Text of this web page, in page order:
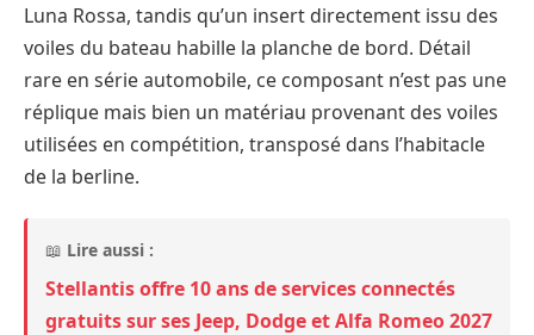
Luna Rossa, tandis qu’un insert directement issu des
voiles du bateau habille la planche de bord. Détail
rare en série automobile, ce composant n’est pas une
réplique mais bien un matériau provenant des voiles
utilisées en compétition, transposé dans l’habitacle
de la berline.
📖 Lire aussi :
Stellantis offre 10 ans de services connectés
gratuits sur ses Jeep, Dodge et Alfa Romeo 2027